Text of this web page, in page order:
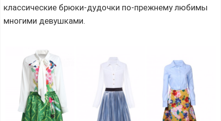
классические брюки-дудочки по-прежнему любимы
многими девушками.